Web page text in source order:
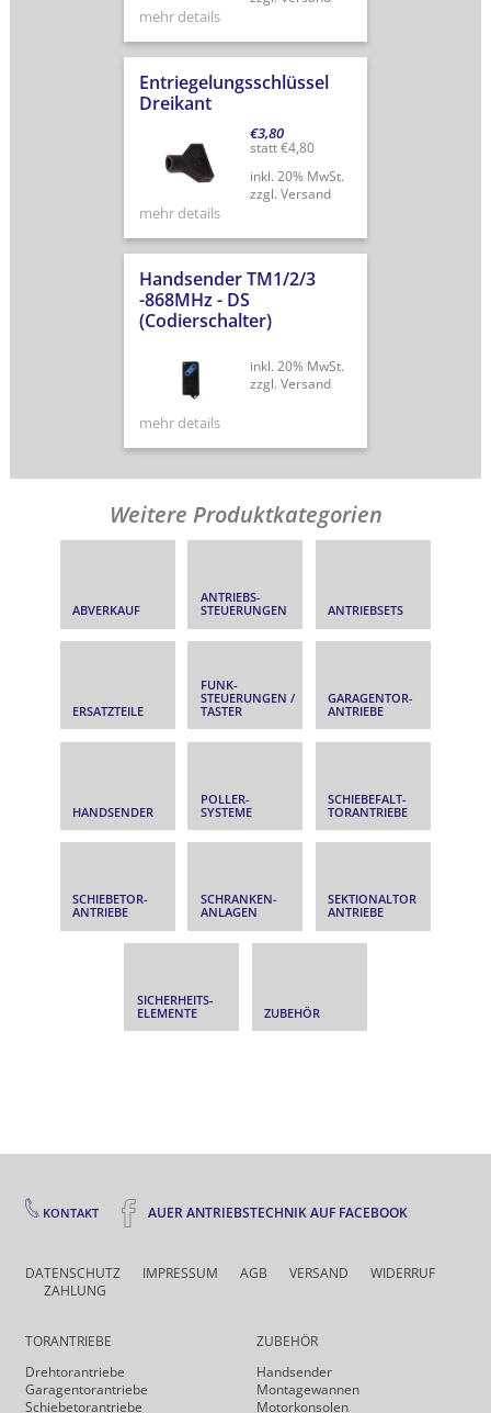
mehr details
Entriegelungsschlüssel
Dreikant
€3,80
statt€4,80
inkl. 20% MwSt.
zzgl. Versand
mehr details
Handsender TM1/2/3
-868MHz - DS
(Codierschalter)
inkl. 20% MwSt.
zzgl. Versand
mehr details
Weitere Produktkategorien
ABVERKAUF
ANTRIEBS­
STEUERUNGEN
ANTRIEBSETS
ERSATZTEILE
FUNK­
STEUERUNGEN /
TASTER
GARAGENTOR­
ANTRIEBE
HANDSENDER
POLLER­
SYSTEME
SCHIEBEFALT­
TORANTRIEBE
SCHIEBETOR­
ANTRIEBE
SCHRANKEN­
ANLAGEN
SEKTIONALTOR
ANTRIEBE
SICHERHEITS­
ELEMENTE
ZUBEHÖR
KONTAKT AUER ANTRIEBSTECHNIK AUF FACEBOOK
DATENSCHUTZ IMPRESSUM AGB VERSAND
WIDERRUF
ZAHLUNG
TORANTRIEBE
Drehtor­antriebe
Garagentorantriebe
Schiebetorantriebe
ZUBEHÖR
Handsender
Montagewannen
Motorkonsolen